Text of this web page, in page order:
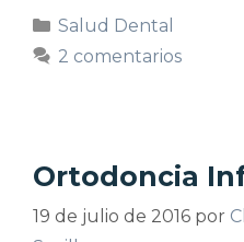
Salud Dental
2 comentarios
Ortodoncia
19 de julio de 2016 por